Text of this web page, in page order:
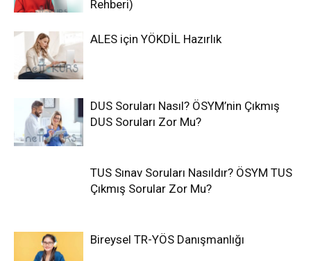
Rehberi)
ALES için YÖKDİL Hazırlık
DUS Soruları Nasıl? ÖSYM’nin Çıkmış
DUS Soruları Zor Mu?
TUS Sınav Soruları Nasıldır? ÖSYM TUS
Çıkmış Sorular Zor Mu?
Bireysel TR-YÖS Danışmanlığı